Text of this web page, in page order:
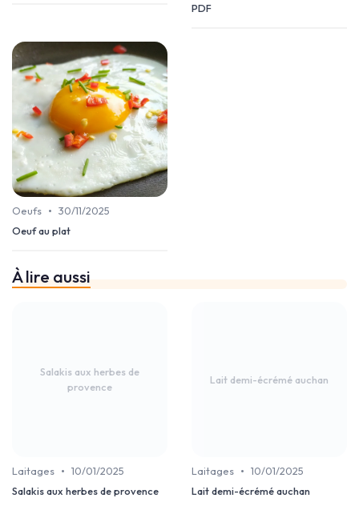
PDF
Oeufs • 30/11/2025
Oeuf au plat
À lire aussi
Salakis aux herbes de
provence
Laitages • 10/01/2025
Salakis aux herbes de provence
Lait demi-écrémé auchan
Laitages • 10/01/2025
Lait demi-écrémé auchan